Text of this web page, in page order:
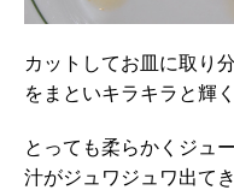
カットしてお皿に取り
をまといキラキラと輝
とっても柔らかくジュ
汁がジュワジュワ出て